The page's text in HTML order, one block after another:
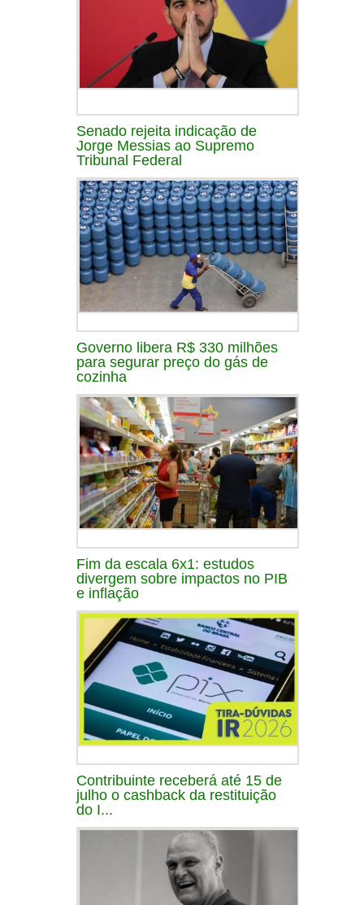
Senado rejeita indicação de
Jorge Messias ao Supremo
Tribunal Federal
Governo libera R$ 330 milhões
para segurar preço do gás de
cozinha
Fim da escala 6x1: estudos
divergem sobre impactos no PIB
e inflação
Contribuinte receberá até 15 de
julho o cashback da restituição
do I...